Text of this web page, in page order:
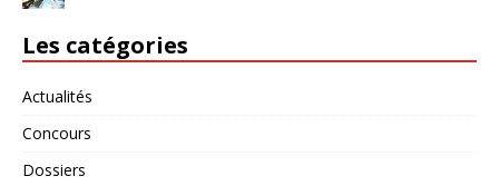
Les catégories
Actualités
Concours
Dossiers